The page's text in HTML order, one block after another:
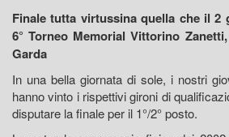
Finale tutta virtussina quella che il 2
6° Torneo Memorial Vittorino
Garda
In una bella giornata di sole, i nostri
hanno vinto i rispettivi gironi di
disputare la finale per il 1°/2° posto.